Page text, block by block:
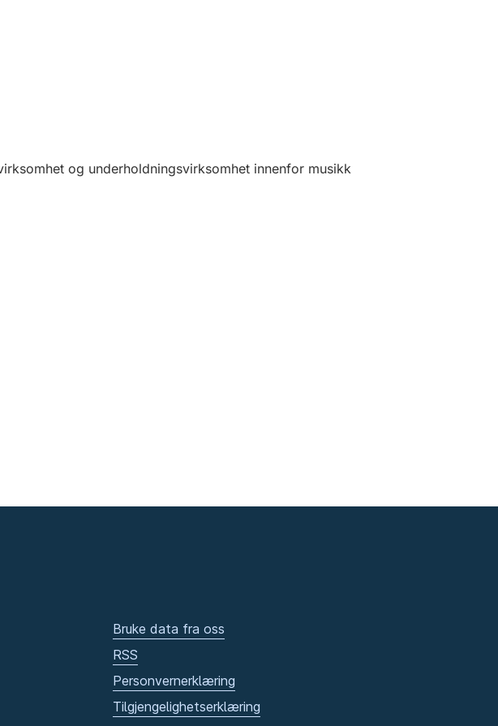
og underholdningsvirksomhet innenfor musikk
Bruke data fra oss
RSS
Personvernerklæring
Tilgjengelighetserklæring